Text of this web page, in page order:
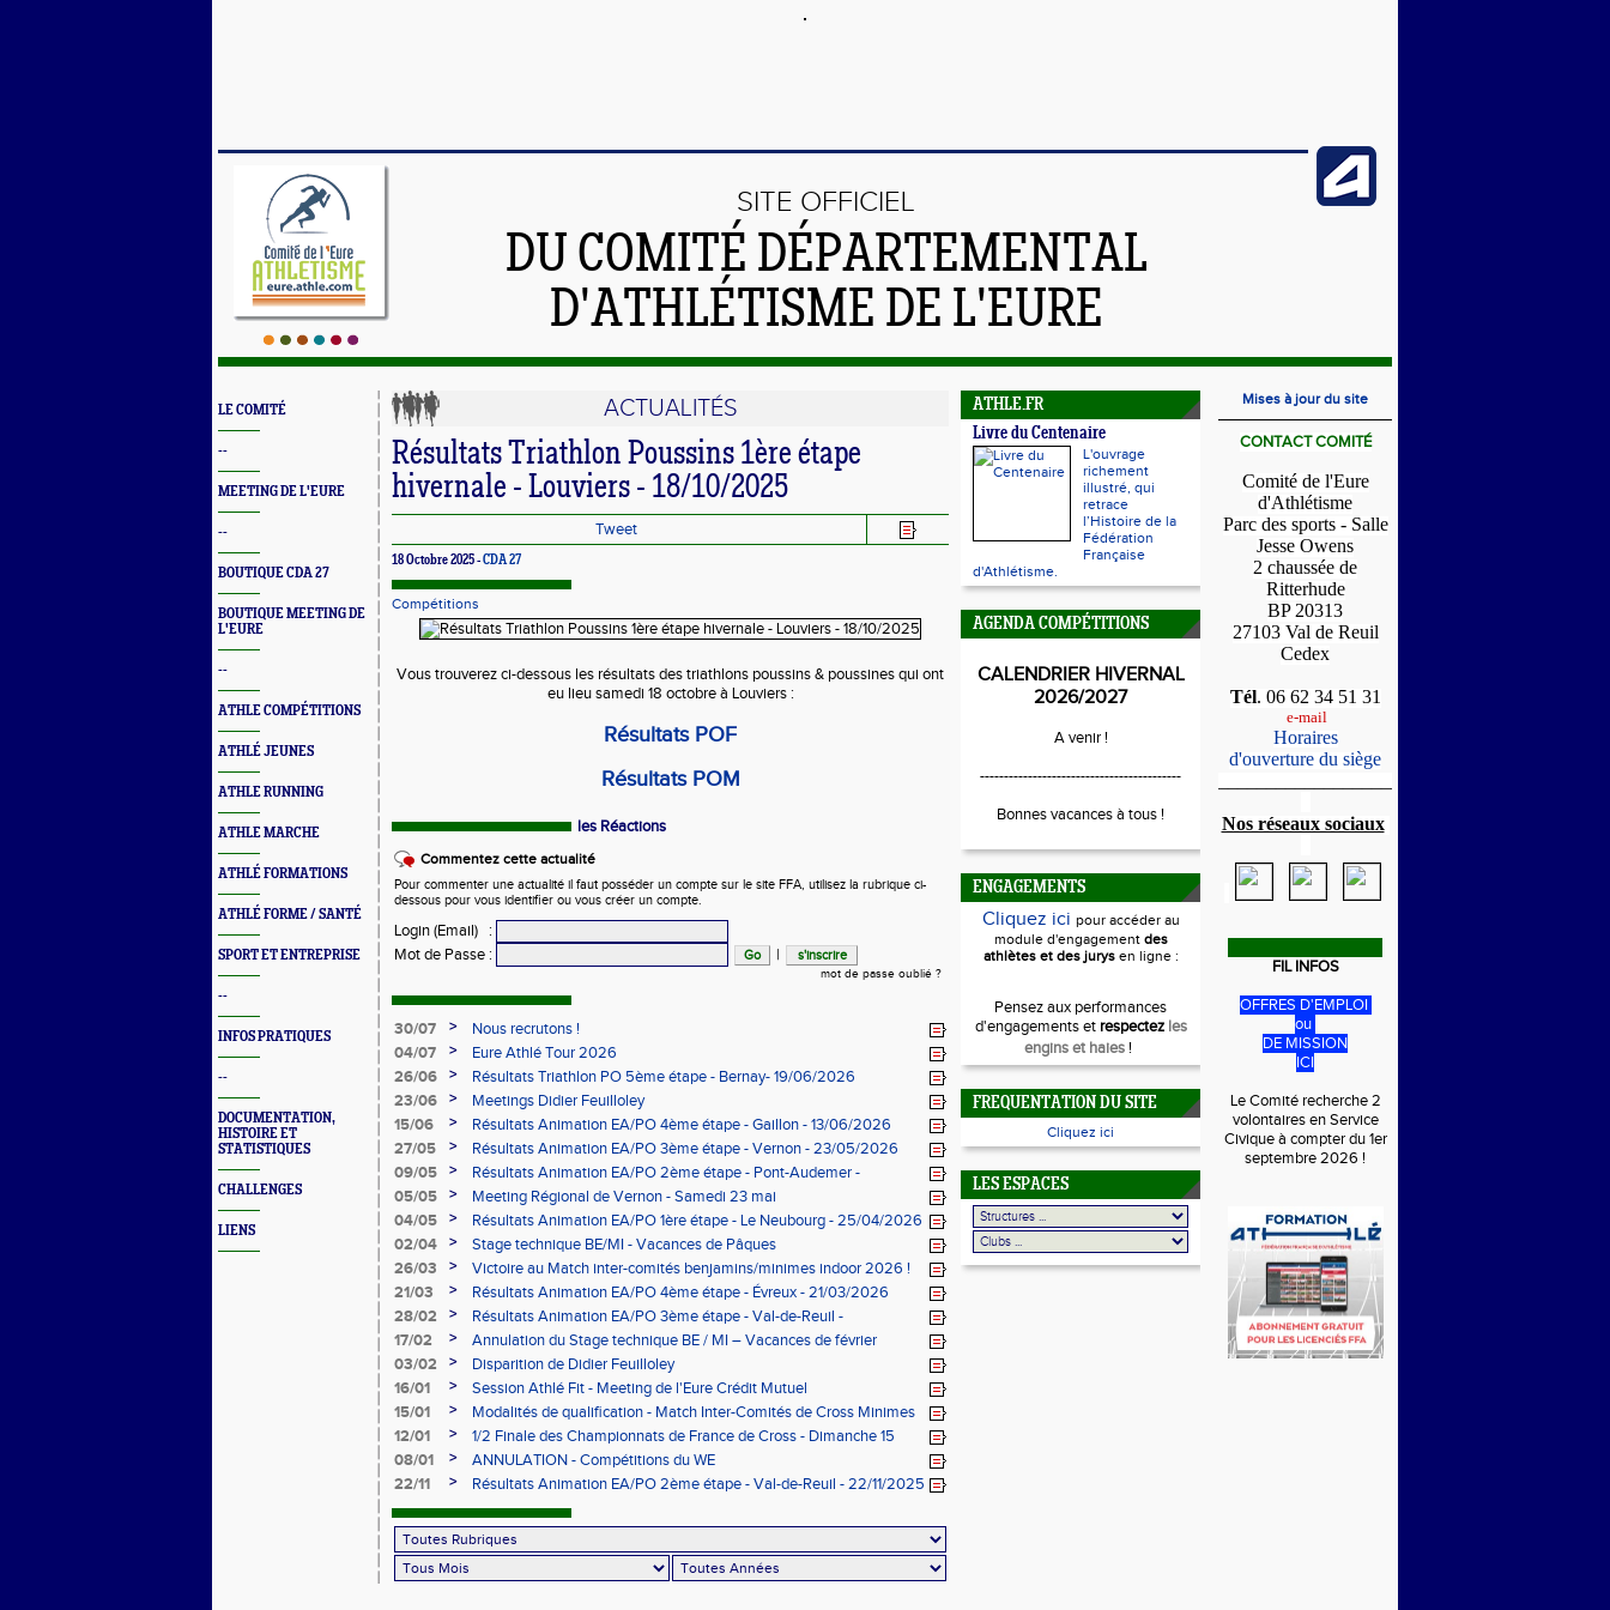
SITE OFFICIEL
DU COMITÉ DÉPARTEMENTAL
D'ATHLÉTISME DE L'EURE
LE COMITÉ
--
MEETING DE L'EURE
--
BOUTIQUE CDA 27
BOUTIQUE MEETING DE
L'EURE
--
ATHLE COMPÉTITIONS
ATHLÉ JEUNES
ATHLE RUNNING
ATHLE MARCHE
ATHLÉ FORMATIONS
ATHLÉ FORME / SANTÉ
SPORT ET ENTREPRISE
--
INFOS PRATIQUES
--
DOCUMENTATION,
HISTOIRE ET
STATISTIQUES
CHALLENGES
LIENS
ACTUALITÉS
Résultats Triathlon Poussins 1ère étape
hivernale - Louviers - 18/10/2025
Tweet
18 Octobre 2025 -CDA 27
Compétitions
Vous trouverez ci-dessous les résultats des triathlons poussins & poussines qui ont
eu lieu samedi 18 octobre à Louviers :
Résultats POF
Résultats POM
les Réactions
Commentez cette actualité
Pour commenter une actualité il faut posséder un compte sur le site FFA, utilisez la rubrique ci-
dessous pour vous identifier ou vous créer un compte.
Login (Email)
:
Mot de Passe : |
mot de passe oublié ?
30/07 >
Nous recrutons !
04/07
>
Eure Athlé Tour 2026
26/06
>
Résultats Triathlon PO 5ème étape - Bernay- 19/06/2026
23/06
>
Meetings Didier Feuilloley
15/06
>
Résultats Animation EA/PO 4ème étape - Gaillon - 13/06/2026
27/05
>
Résultats Animation EA/PO 3ème étape - Vernon - 23/05/2026
09/05
>
Résultats Animation EA/PO 2ème étape - Pont-Audemer -
09/05/2026
05/05 >
Meeting Régional de Vernon - Samedi 23 mai
04/05
>
Résultats Animation EA/PO 1ère étape - Le Neubourg - 25/04/2026
02/04
>
Stage technique BE/MI - Vacances de Pâques
26/03
>
Victoire au Match inter-comités benjamins/minimes indoor 2026 !
21/03
>
Résultats Animation EA/PO 4ème étape - Évreux - 21/03/2026
28/02
>
Résultats Animation EA/PO 3ème étape - Val-de-Reuil -
28/02/2026
17/02 >
Annulation du Stage technique BE / MI – Vacances de février
03/02
>
Disparition de Didier Feuilloley
16/01
>
Session Athlé Fit - Meeting de l'Eure Crédit Mutuel
15/01
>
Modalités de qualification - Match Inter-Comités de Cross Minimes
12/01
>
1/2 Finale des Championnats de France de Cross - Dimanche 15
février à Évreux
08/01 >
ANNULATION - Compétitions du WE
22/11
> Résultats Animation EA/PO 2ème étape - Val-de-Reuil - 22/11/2025
ATHLE.FR
Livre du Centenaire
L'ouvrage
richement
illustré, qui
retrace
l’Histoire de la
Fédération
Française
d'Athlétisme.
AGENDA COMPÉTITIONS
CALENDRIER HIVERNAL
2026/2027
A venir !
------------------------------------------
Bonnes vacances à tous !
ENGAGEMENTS
Cliquez ici pour accéder au
module d'engagement des
athlètes et des jurysen ligne :
Pensez aux performances
d'engagements et respectez les
engins et haies!
FREQUENTATION DU SITE
Cliquez ici
LES ESPACES
Mises à jour du site
CONTACT COMITÉ
Comité de l'Eure
d'Athlétisme
Parc des sports - Salle
Jesse Owens
2 chaussée de
Ritterhude
BP 20313
27103 Val de Reuil
Cedex
Tél. 06 62 34 51 31
e-mail
Horaires
d'ouverture du siège
Nos réseaux sociaux
FIL INFOS
OFFRES D'EMPLOI
ou
DE MISSION
ICI
Le Comité recherche 2
volontaires en Service
Civique à compter du 1er
septembre 2026 !